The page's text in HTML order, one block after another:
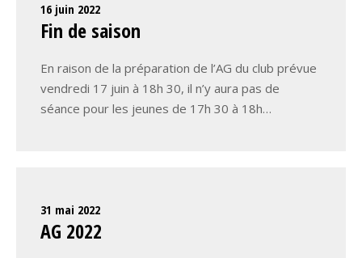
16 juin 2022
Fin de saison
En raison de la préparation de l’AG du club prévue
vendredi 17 juin à 18h 30, il n’y aura pas de
séance pour les jeunes de 17h 30 à 18h…
31 mai 2022
AG 2022